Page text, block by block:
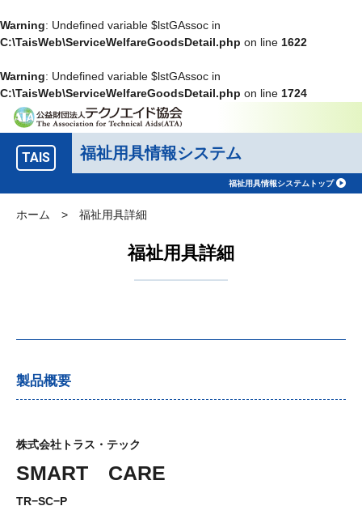
Warning: Undefined variable $lstGAssoc in
C:\TaisWeb\ServiceWelfareGoodsDetail.php on line 1622
Warning: Undefined variable $lstGAssoc in
C:\TaisWeb\ServiceWelfareGoodsDetail.php on line 1724
TAIS 福祉用具情報システム
福祉用具情報システムトップ
ホーム > 福祉用具詳細
福祉用具詳細
製品概要
株式会社トラス・テック
SMART CARE
TR−SC−P